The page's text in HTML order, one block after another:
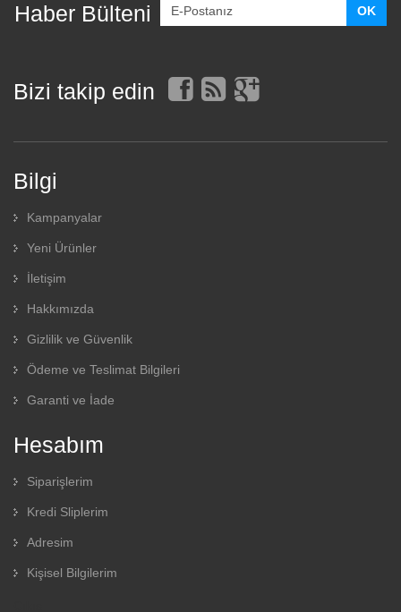
Haber Bülteni
Bizi takip edin
Bilgi
Kampanyalar
Yeni Ürünler
İletişim
Hakkımızda
Gizlilik ve Güvenlik
Ödeme ve Teslimat Bilgileri
Garanti ve İade
Hesabım
Siparişlerim
Kredi Sliplerim
Adresim
Kişisel Bilgilerim